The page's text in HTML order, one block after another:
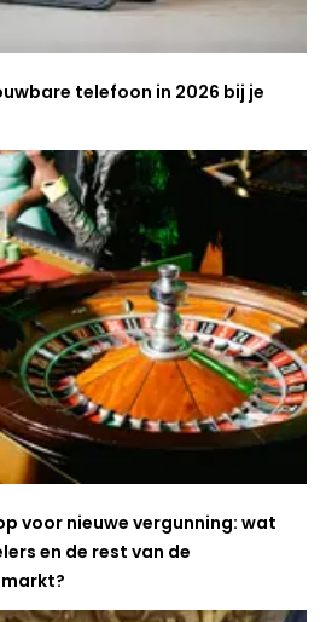
telefoon in 2026 bij je
voor nieuwe vergunning: wat
en de rest van de